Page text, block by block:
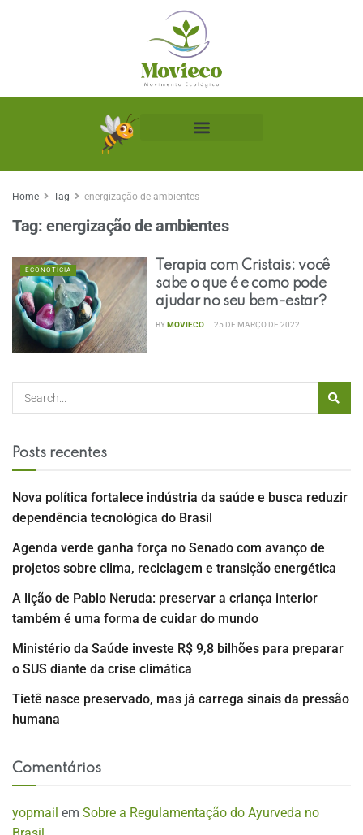
Home Tag energização de ambientes
Tag: energização de ambientes
ECONOTÍCIA
Terapia com Cristais: você
sabe o que é e como pode
ajudar no seu bem-estar?
BYMOVIECO 25 DE MARÇO DE 2022
Posts recentes
Nova política fortalece indústria da saúde e busca reduzir
dependência tecnológica do Brasil
Agenda verde ganha força no Senado com avanço de
projetos sobre clima, reciclagem e transição energética
A lição de Pablo Neruda: preservar a criança interior
também é uma forma de cuidar do mundo
Ministério da Saúde investe R$ 9,8 bilhões para preparar
o SUS diante da crise climática
Tietê nasce preservado, mas já carrega sinais da pressão
humana
Comentários
yopmail em Sobre a Regulamentação do Ayurveda no